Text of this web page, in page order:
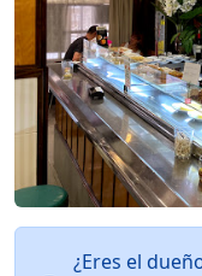
¿Eres el